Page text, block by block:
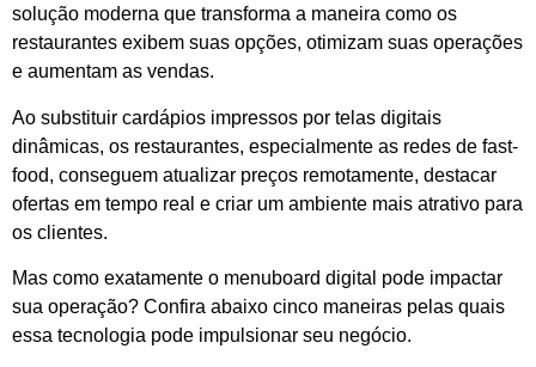
solução moderna que transforma a maneira como os
restaurantes exibem suas opções, otimizam suas operações
e aumentam as vendas.
Ao substituir cardápios impressos por telas digitais
dinâmicas, os restaurantes, especialmente as redes de fast-
food, conseguem atualizar preços remotamente, destacar
ofertas em tempo real e criar um ambiente mais atrativo para
os clientes.
Mas como exatamente o menuboard digital pode impactar
sua operação? Confira abaixo cinco maneiras pelas quais
essa tecnologia pode impulsionar seu negócio.